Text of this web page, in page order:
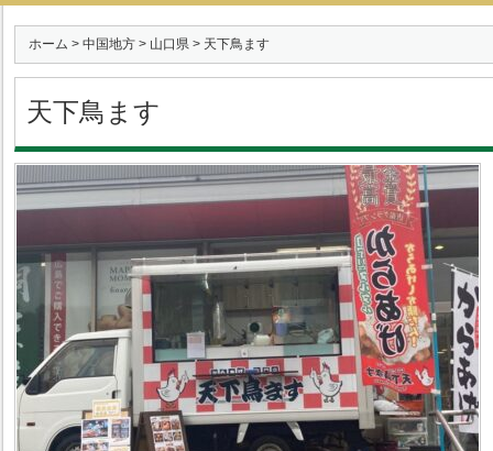
ホーム > 中国地方 > 山口県 > 天下鳥ます
天下鳥ます